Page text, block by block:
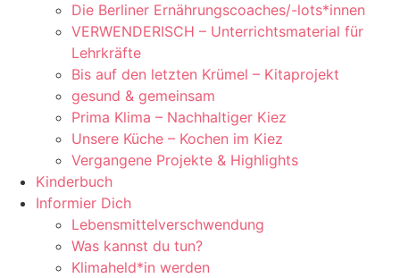
Die Berliner Ernährungscoaches/-lots*innen
VERWENDERISCH – Unterrichtsmaterial für
Lehrkräfte
Bis auf den letzten Krümel – Kitaprojekt
gesund & gemeinsam
Prima Klima – Nachhaltiger Kiez
Unsere Küche – Kochen im Kiez
Vergangene Projekte & Highlights
Kinderbuch
Informier Dich
Lebensmittelverschwendung
Was kannst du tun?
Klimaheld*in werden